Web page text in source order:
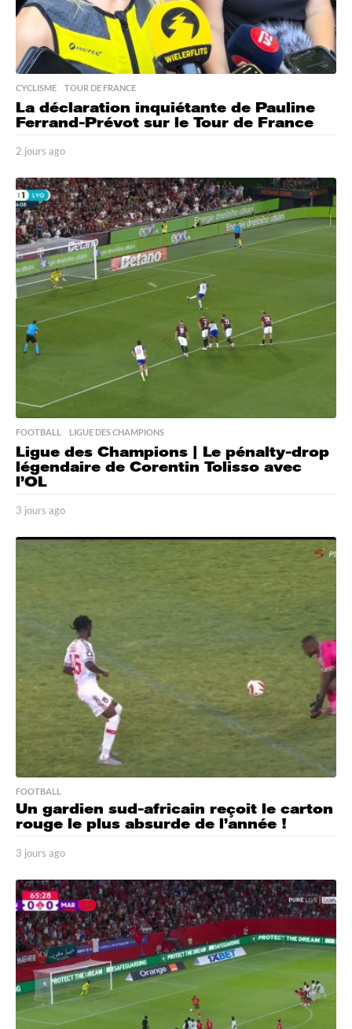
CYCLISME ,TOUR DE FRANCE
La déclaration inquiétante de Pauline
Ferrand-Prévot sur le Tour de France
2 jours ago
o
u
r
s
a
g
o
FOOTBALL ,LIGUE DES CHAMPIONS
Ligue des Champions | Le pénalty-drop
légendaire de Corentin Tolisso avec
l’OL
3 jours ago
o
o
FOOTBALL
Un gardien sud-africain reçoit le carton
rouge le plus absurde de l’année !
3 jours ago
o
u
r
s
a
g
o